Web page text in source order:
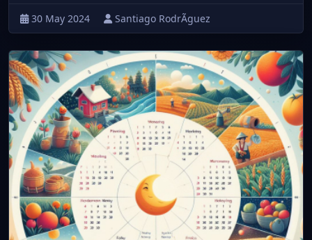
30 May 2024 Santiago RodrÃ­guez